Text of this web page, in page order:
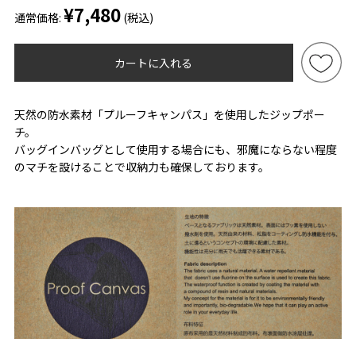
通常価格: ¥7,480 (税込)
カートに入れる
天然の防水素材「プルーフキャンパス」を使用したジップポー
チ。
バッグインバッグとして使用する場合にも、邪魔にならない程度
のマチを設けることで収納力も確保しております。